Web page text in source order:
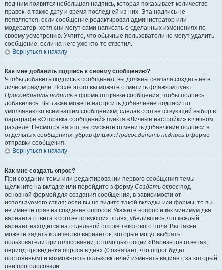
под ним появится небольшая надпись, которая показывает количество
правок, а также дату и время последней из них. Эта надпись не
появляется, если сообщение редактировал администратор или
модератор, хотя они могут сами написать о сделанных изменениях по
своему усмотрению. Учтите, что обычные пользователи не могут удалить
сообщение, если на него уже кто-то ответил.
Вернуться к началу
Как мне добавить подпись к своему сообщению?
Чтобы добавить подпись к сообщению, вы должны сначала создать её в
личном разделе. После этого вы можете отметить флажком пункт
Присоединить подпись в форме отправки сообщения, чтобы подпись
добавилась. Вы также можете настроить добавление подписи по
умолчанию ко всем вашим сообщениям, сделав соответствующий выбор в
параграфе «Отправка сообщений» пункта «Личные настройки» в личном
разделе. Несмотря на это, вы сможете отменить добавление подписи в
отдельных сообщениях, убрав флажок Присоединить подпись в форме
отправки сообщения.
Вернуться к началу
Как мне создать опрос?
При создании темы или редактировании первого сообщения темы
щёлкните на вкладке или перейдите в форму Создать опрос под
основной формой для создания сообщения, в зависимости от
используемого стиля; если вы не видите такой вкладки или формы, то вы
не имеете прав на создание опросов. Укажите вопрос и как минимум два
варианта ответа в соответствующих полях, убедившись, что каждый
вариант находится на отдельной строке текстового поля. Вы также
можете задать количество вариантов, которые могут выбрать
пользователи при голосовании, с помощью опции «Вариантов ответа»,
период проведения опроса в днях (0 означает, что опрос будет
постоянным) и возможность пользователей изменять вариант, за который
они проголосовали.